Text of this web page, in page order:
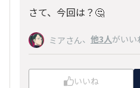
さて、今回は？🤔
ミアさん、 他3人がいい
いいね